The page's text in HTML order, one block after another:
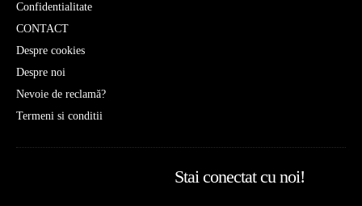
Confidentialitate
CONTACT
Despre cookies
Despre noi
Nevoie de reclamă?
Termeni si conditii
Stai conectat cu noi!